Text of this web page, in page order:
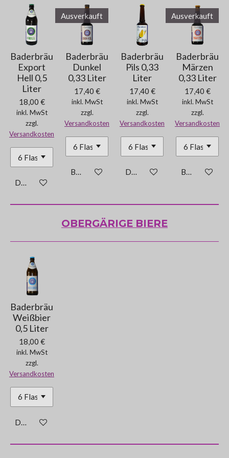
e
e e
e
n
Baderbräu
Export
Hell 0,5
Liter
18,00 €
inkl. MwSt
zzgl.
Versandkosten
Details anzeigen
Ausverkauft
Baderbräu
Dunkel
0,33 Liter
17,40 €
inkl. MwSt
zzgl.
Versandkosten
Bei Verfügbarkeit benachrichtigen
Baderbräu
Pils 0,33
Liter
17,40 €
inkl. MwSt
zzgl.
Versandkosten
Details anzeigen
Ausverkauft
Baderbräu
Märzen
0,33 Liter
17,40 €
inkl. MwSt
zzgl.
Versandkosten
Bei
OBERGÄRIGE BIERE
Baderbräu
Weißbier
0,5 Liter
18,00 €
inkl. MwSt
zzgl.
Versandkosten
Details anzeigen